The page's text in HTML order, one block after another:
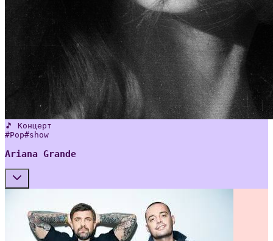
🎵 Концерт
#Pop#show
Ariana Grande